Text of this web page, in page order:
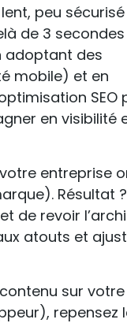
peu
de 3
adoptant des
mobile) et en
SEO
en visibilité
entreprise
Résultat
de revoir
atouts et
sur
repensez